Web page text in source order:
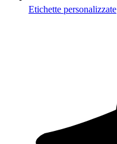
Etichette personalizzate